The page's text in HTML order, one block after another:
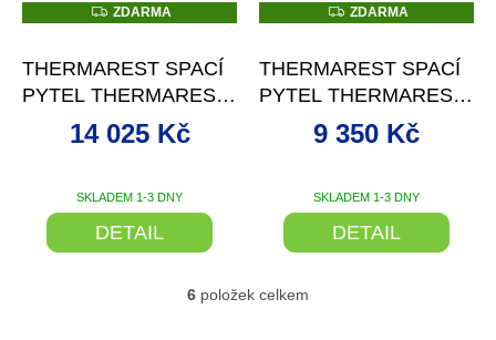
Z
D
M
A
ZDARMA
THERMAREST SPACÍ
PYTEL THERMAREST
PARSEC 0F/-18C
BARVA REFLECTING
REGULARSKLADEM 1-3 DNY
14 025 Kč
DETAIL
Z
D
M
A
ZDARMA
THERMAREST SPACÍ
PYTEL THERMAREST
QUESTAR 0F/-18C
BARVA BALSAM
SKLADEM 1-3 DNY
9 350 Kč
DETAIL
O
6 položek celkem